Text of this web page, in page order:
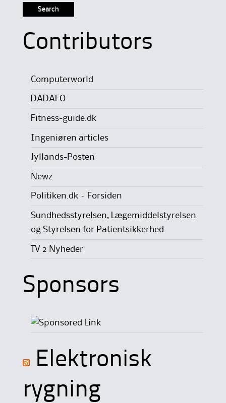
Contributors
Computerworld
DADAFO
Fitness-guide.dk
Ingeniøren articles
Jyllands-Posten
Newz
Politiken.dk – Forsiden
Sundhedsstyrelsen, Lægemiddelstyrelsen
og Styrelsen for Patientsikkerhed
TV 2 Nyheder
Sponsors
Elektronisk
rygning